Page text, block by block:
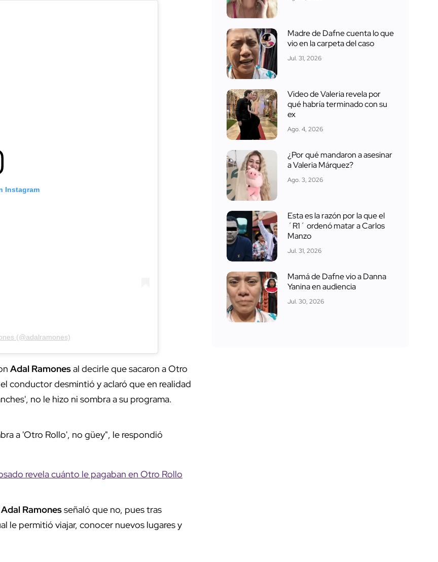
Instagram
(@adalramones)
Adal Ramonesal decirle que sacaron a Otro
conductor desmintió y aclaró que en realidad
no le hizo ni sombra a su programa.
a 'Otro Rollo', no güey", le respondió
revela cuánto le pagaban en Otro Rollo
Adal Ramonesseñaló que no, pues tras
le permitió viajar, conocer nuevos lugares y
Madre de Dafne cuenta lo que
vio en la carpeta del caso
Jul. 31, 2026
Video de Valeria revela por
qué habría terminado con su
ex
Ago. 4, 2026
¿Por qué mandaron a asesinar
a Valeria Márquez?
Ago. 3, 2026
Esta es la razón por la que el
´R1´ ordenó matar a Carlos
Manzo
Jul. 31, 2026
Mamá de Dafne vio a Danna
Yanina en audiencia
Jul. 30, 2026